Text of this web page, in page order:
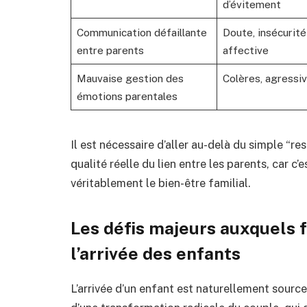
d’évitement
Communication défaillante
entre parents
Doute, insécurité
affective
Mauvaise gestion des
émotions parentales
Colères,
Il est nécessaire d’aller au-delà du simple
qualité réelle du lien entre les parents, car
véritablement le bien-être familial.
Les défis majeurs auxquels
l’arrivée des enfants
L’arrivée d’un enfant est naturellement